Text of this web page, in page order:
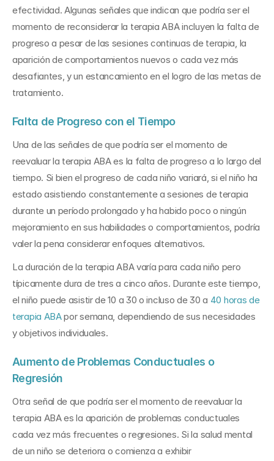
efectividad. Algunas señales que indican que podría ser el
momento de reconsiderar la terapia ABA incluyen la falta de
progreso a pesar de las sesiones continuas de terapia, la
aparición de comportamientos nuevos o cada vez más
desafiantes, y un estancamiento en el logro de las metas de
tratamiento.
Falta de Progreso con el Tiempo
Una de las señales de que podría ser el momento de
reevaluar la terapia ABA es la falta de progreso a lo largo del
tiempo. Si bien el progreso de cada niño variará, si el niño ha
estado asistiendo constantemente a sesiones de terapia
durante un período prolongado y ha habido poco o ningún
mejoramiento en sus habilidades o comportamientos, podría
valer la pena considerar enfoques alternativos.
La duración de la terapia ABA varía para cada niño pero
típicamente dura de tres a cinco años. Durante este tiempo,
el niño puede asistir de 10 a 30 o incluso de 30 a 40 horas de
terapia ABA por semana, dependiendo de sus necesidades
y objetivos individuales.
Aumento de Problemas Conductuales o
Regresión
Otra señal de que podría ser el momento de reevaluar la
terapia ABA es la aparición de problemas conductuales
cada vez más frecuentes o regresiones. Si la salud mental
de un niño se deteriora o comienza a exhibir